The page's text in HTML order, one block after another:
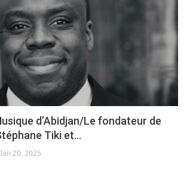
d’Abidjan/Le fondateur de
Tiki et…
20, 2025